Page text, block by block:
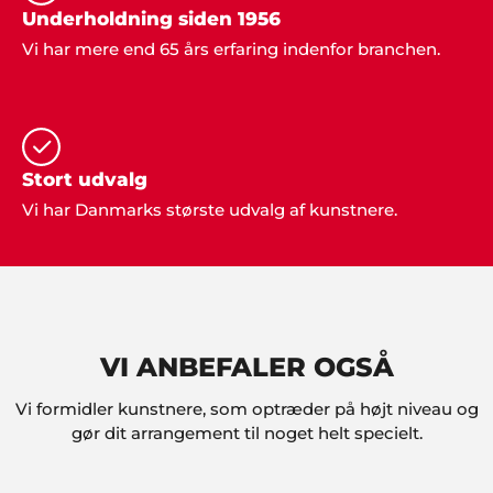
musik og underholdning. Super fedt. Tak for det".
Underholdning siden 1956
Vi har mere end 65 års erfaring indenfor branchen.
Stort udvalg
Vi har Danmarks største udvalg af kunstnere.
VI ANBEFALER OGSÅ
Vi formidler kunstnere, som optræder på højt niveau og
gør dit arrangement til noget helt specielt.